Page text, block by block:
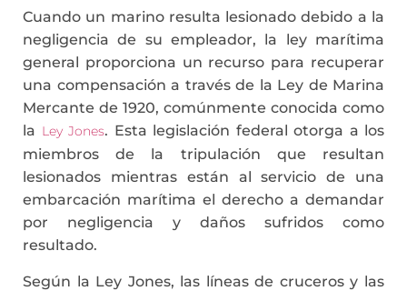
Cuando un marino resulta lesionado debido a la
negligencia de su empleador, la ley marítima
general proporciona un recurso para recuperar
una compensación a través de la Ley de Marina
Mercante de 1920, comúnmente conocida como
la Ley Jones. Esta legislación federal otorga a los
miembros de la tripulación que resultan
lesionados mientras están al servicio de una
embarcación marítima el derecho a demandar
por negligencia y daños sufridos como
resultado.
Según la Ley Jones, las líneas de cruceros y las